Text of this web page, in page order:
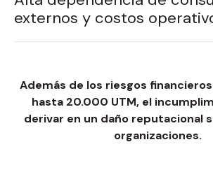
externos y costos
Además de los riesgos
hasta 20.000 UTM, el
derivar en un daño reputacional
organizaciones.